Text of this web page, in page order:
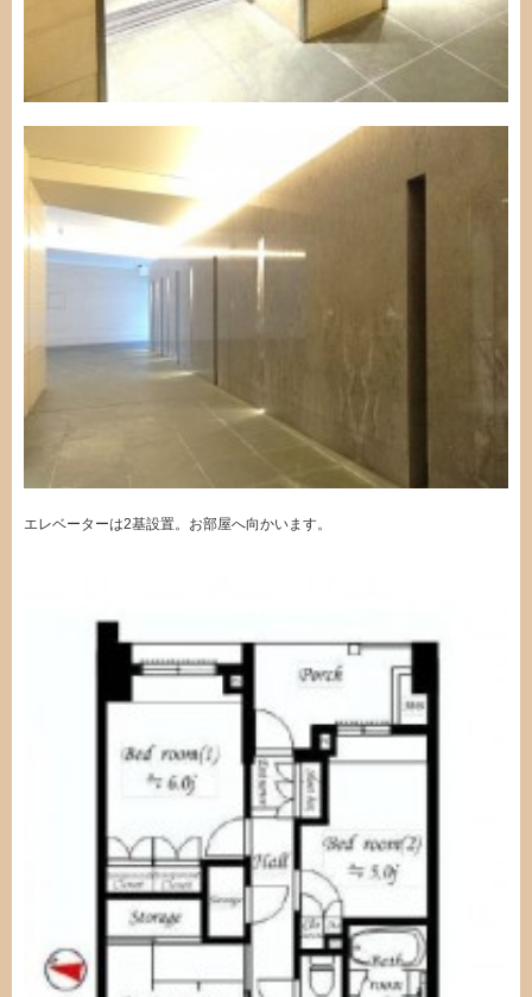
エレベーターは2基設置。お部屋へ向かいます。